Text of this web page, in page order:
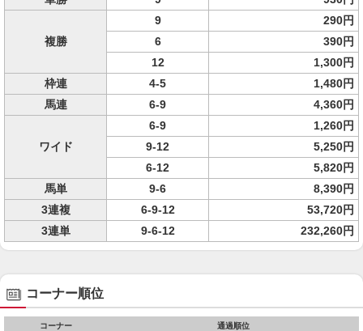
複勝
9
290円
6
390円
12
1,300円
枠連
4-5
1,480円
馬連
6-9 4,360円
ワイド
6-9
1,260円
9-12
5,250円
6-12
5,820円
馬単
9-6
8,390円
3連複
6-9-12
53,720円
3連単
9-6-12 232,260円
コーナー順位
コーナー 通過順位